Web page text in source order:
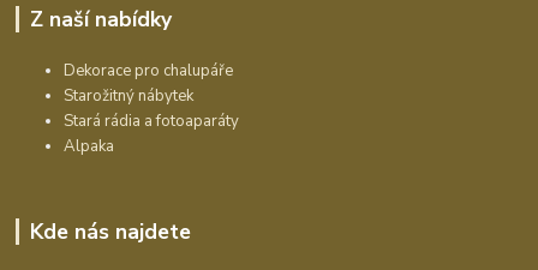
Z naší nabídky
Dekorace pro chalupáře
Starožitný nábytek
Stará rádia a fotoaparáty
Alpaka
Kde nás najdete